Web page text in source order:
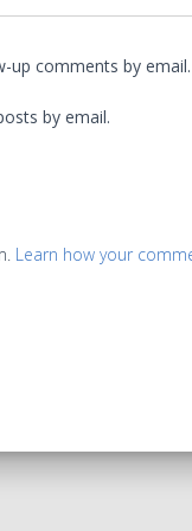
up comments by email.
by email.
Learn how your